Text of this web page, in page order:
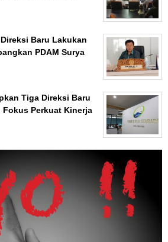
Baru Lakukan
PDAM Surya
Tiga Direksi Baru
Fokus Perkuat Kinerja